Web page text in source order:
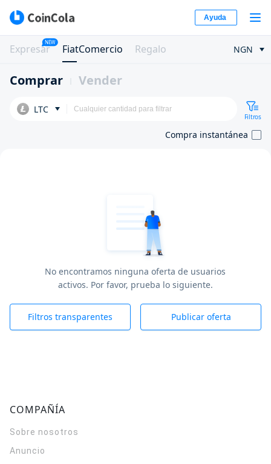
Ayuda
Expresar
NEW
FiatComercio Regalo NGN
Comprar Vender
LTC
Filtros
Compra instantánea
No encontramos ninguna oferta de usuarios
activos. Por favor, prueba lo siguiente.
Filtros transparentes Publicar oferta
COMPAÑÍA
Sobre nosotros
Anuncio